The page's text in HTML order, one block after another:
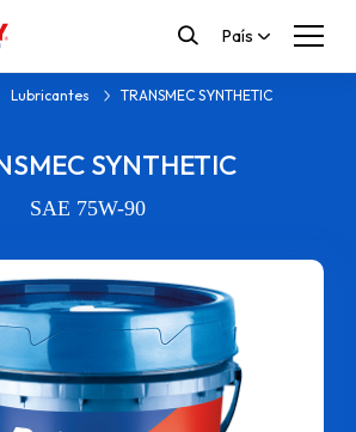
País
Lubricantes TRANSMEC SYNTHETIC
SYNTHETIC
SAE 75W-90